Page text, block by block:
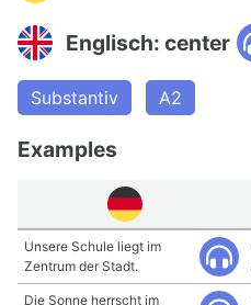
Englisch: center
Substantiv A2
Examples
Unsere Schule liegt im
Zentrum der Stadt.
Die Sonne herrscht im